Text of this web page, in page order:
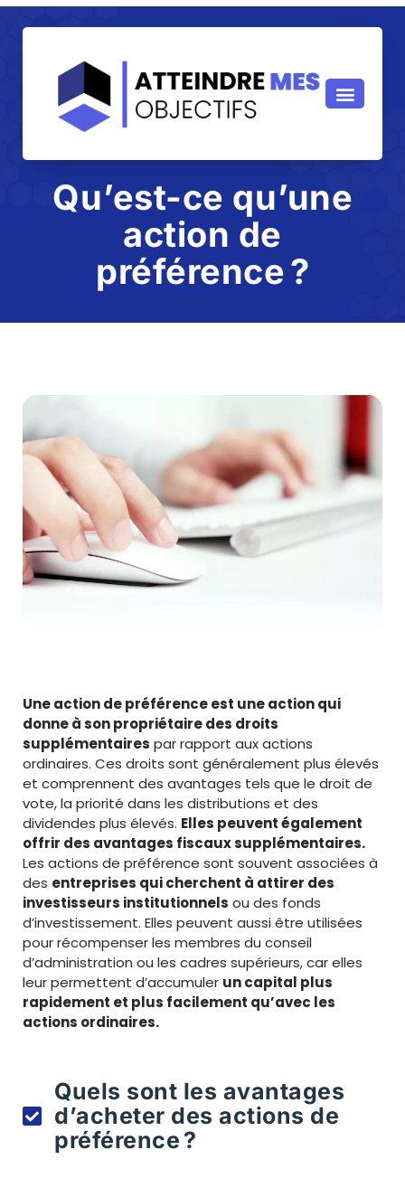
Qu’est-ce qu’une
action de
préférence ?
Une action de préférence est une action qui
donne à son propriétaire des droits
supplémentaires par rapport aux actions
ordinaires. Ces droits sont généralement plus élevés
et comprennent des avantages tels que le droit de
vote, la priorité dans les distributions et des
dividendes plus élevés. Elles peuvent également
offrir des avantages fiscaux supplémentaires.
Les actions de préférence sont souvent associées à
des entreprises qui cherchent à attirer des
investisseurs institutionnels ou des fonds
d’investissement. Elles peuvent aussi être utilisées
pour récompenser les membres du conseil
d’administration ou les cadres supérieurs, car elles
leur permettent d’accumuler un capital plus
rapidement et plus facilement qu’avec les
actions ordinaires.
Quels sont les avantages
d’acheter des actions de
préférence ?